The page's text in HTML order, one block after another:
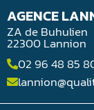
AGENCE
ZA de Buhulien
22300 Lannion
02 96 48 85